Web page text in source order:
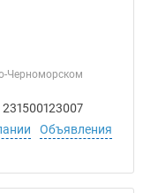
Черноморском
Объявления